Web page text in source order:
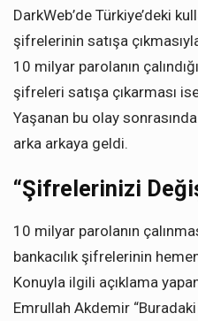
DarkWeb’de Türkiye’deki
şifrelerinin satışa
10 milyar parolanın
şifreleri satışa çıkarması
Yaşanan bu olay
arka arkaya geldi.
“Şifrelerinizi
10 milyar parolanın
bankacılık şifrelerinin
Konuyla ilgili açıklama
Emrullah Akdemir “Buradaki